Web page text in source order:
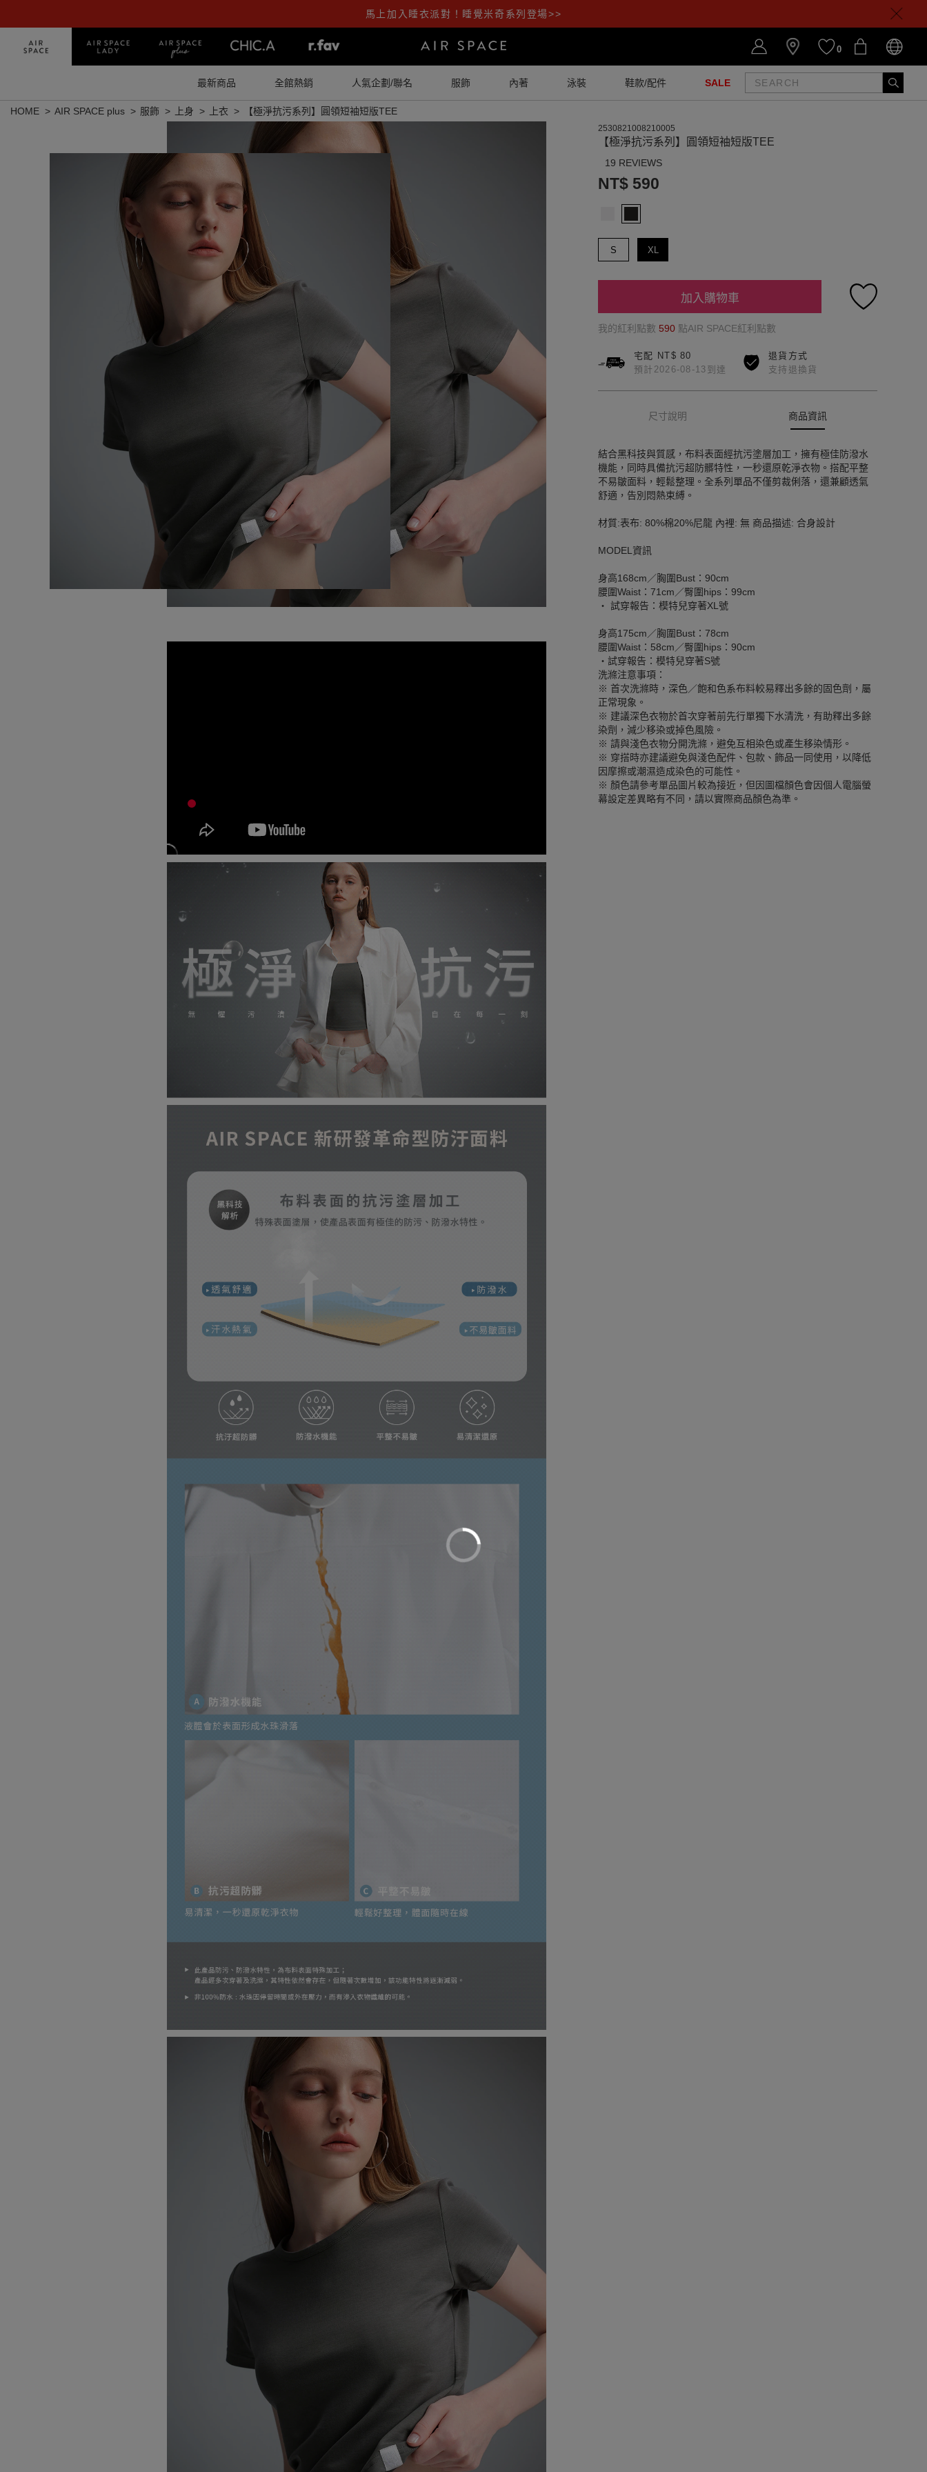
馬上加入睡衣派對！睡覺米奇系列登場>>
0
最新商品 全館熱銷 人氣企劃/聯名 服飾 內著 泳裝 鞋款/配件 SALE
HOME AIR SPACE plus 服飾 上身 上衣 【極淨抗污系列】圓領短袖短版TEE
2530821008210005
【極淨抗污系列】圓領短袖短版TEE
19 REVIEWS
NT$ 590
S XL
加入購物車
我的紅利點數 590 點AIR SPACE紅利點數
宅配 NT$ 80
預計2026-08-13到達
退貨方式
支持退換貨
尺寸說明 商品資訊
結合黑科技與質感，布料表面經抗污塗層加工，擁有極佳防潑水
機能，同時具備抗污超防髒特性，一秒還原乾淨衣物。搭配平整
不易皺面料，輕鬆整理。全系列單品不僅剪裁俐落，還兼顧透氣
舒適，告別悶熱束縛。
材質:表布: 80%棉20%尼龍 內裡: 無 商品描述: 合身設計
MODEL資訊
身高168cm／胸圍Bust：90cm
腰圍Waist：71cm／臀圍hips：99cm
‧ 試穿報告：模特兒穿著XL號
身高175cm／胸圍Bust：78cm
腰圍Waist：58cm／臀圍hips：90cm
‧試穿報告：模特兒穿著S號
洗滌注意事項：
※ 首次洗滌時，深色／飽和色系布料較易釋出多餘的固色劑，屬
正常現象。
※ 建議深色衣物於首次穿著前先行單獨下水清洗，有助釋出多餘
染劑，減少移染或掉色風險。
※ 請與淺色衣物分開洗滌，避免互相染色或產生移染情形。
※ 穿搭時亦建議避免與淺色配件、包款、飾品一同使用，以降低
因摩擦或潮濕造成染色的可能性。
※ 顏色請參考單品圖片較為接近，但因圖檔顏色會因個人電腦螢
幕設定差異略有不同，請以實際商品顏色為準。